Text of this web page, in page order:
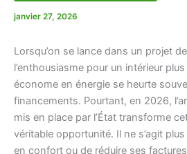
janvier 27, 2026
Lorsqu’on se lance dans un projet
l’enthousiasme pour un intérieur
économe en énergie se heurte
financements. Pourtant, en 2026,
mis en place par l’État transforme
véritable opportunité. Il ne s’agit
en confort ou de réduire ses